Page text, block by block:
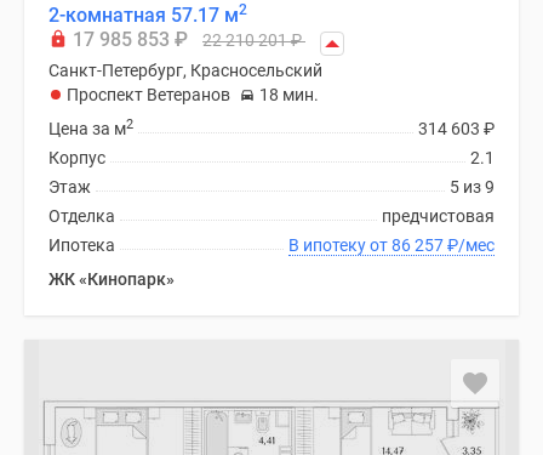
2-комнатная 57.17 м2
17 985 853 ₽ 22 210 201₽
Санкт-Петербург, Красносельский
Проспект Ветеранов
18 мин.
314 603 ₽
Цена за м2
2.1
Корпус
5 из 9
Этаж
предчистовая
Отделка
В ипотеку от 86 257₽/мес
Ипотека
ЖК «Кинопарк»